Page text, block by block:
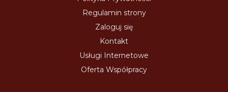
Regulamin strony
Zaloguj się
Kontakt
Usługi Internetowe
Oferta Współpracy